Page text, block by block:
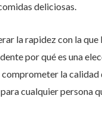
deliciosas.
la rapidez con la
por qué es una
la calidad
cualquier persona